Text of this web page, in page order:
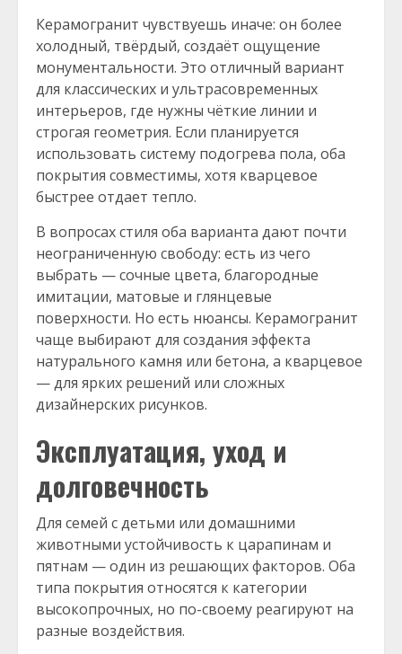
Керамогранит чувствуешь иначе: он более
холодный, твёрдый, создаёт ощущение
монументальности. Это отличный вариант
для классических и ультрасовременных
интерьеров, где нужны чёткие линии и
строгая геометрия. Если планируется
использовать систему подогрева пола, оба
покрытия совместимы, хотя кварцевое
быстрее отдает тепло.
В вопросах стиля оба варианта дают почти
неограниченную свободу: есть из чего
выбрать — сочные цвета, благородные
имитации, матовые и глянцевые
поверхности. Но есть нюансы. Керамогранит
чаще выбирают для создания эффекта
натурального камня или бетона, а кварцевое
— для ярких решений или сложных
дизайнерских рисунков.
Эксплуатация, уход и
долговечность
Для семей с детьми или домашними
животными устойчивость к царапинам и
пятнам — один из решающих факторов. Оба
типа покрытия относятся к категории
высокопрочных, но по-своему реагируют на
разные воздействия.